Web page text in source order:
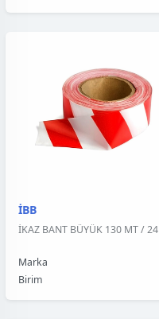
İBB
İKAZ BANT BÜYÜK 130 MT / 24
Marka
Birim